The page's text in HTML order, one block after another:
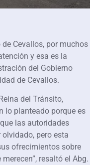
Cevallos, por muchos
y esa es la
del Gobierno
de Cevallos.
del Tránsito,
lo planteado porque es
las autoridades
pero esta
ofrecimientos sobre
resaltó el Abg.